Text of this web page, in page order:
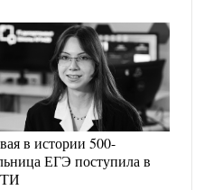
в истории 500-
ЕГЭ поступила в